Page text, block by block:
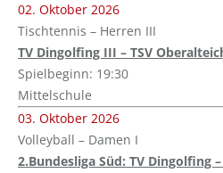
02. Oktober 2026
Tischtennis – Herren III
TV Dingolfing III – TSV
Spielbeginn: 19:30
Mittelschule
03. Oktober 2026
Volleyball – Damen I
2.Bundesliga Süd: TV Dingolfing